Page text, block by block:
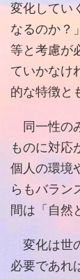
変化してい
なるのか？
等と考慮が
ていかなけ
的な特徴と
同一性の
ものに対応
個人の環境
らもバラン
間は「自然
変化は世
必要であれ